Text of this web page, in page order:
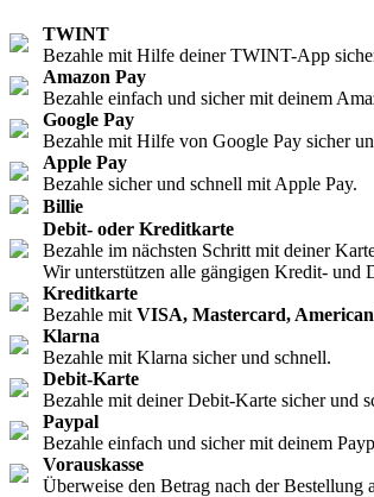
TWINT
Bezahle mit Hilfe deiner TWINT-App
Amazon Pay
Bezahle einfach und sicher mit deinem
Google Pay
Bezahle mit Hilfe von Google Pay sicher
Apple Pay
Bezahle sicher und schnell mit Apple Pay.
Billie
Debit- oder Kreditkarte
Bezahle im nächsten Schritt mit deiner
Wir unterstützen alle gängigen Kredit- und
Kreditkarte
Bezahle mit VISA, Mastercard,
Klarna
Bezahle mit Klarna sicher und schnell.
Debit-Karte
Bezahle mit deiner Debit-Karte sicher und
Paypal
Bezahle einfach und sicher mit deinem
Vorauskasse
Überweise den Betrag nach der